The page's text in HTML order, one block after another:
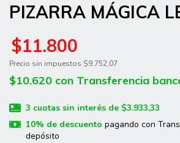
PIZARRA MÁGICA
$11.800
Precio sin impuestos $9.752,07
$10.620 con Transferencia
3 cuotas sin interés de $3.933,33
10% de descuento pagando con
depósito